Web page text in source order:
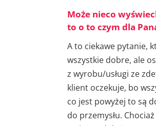
Może nieco
to o to czym dla
A to ciekawe pytanie,
wszystkie dobre, ale
z wyrobu/usługi ze
klient oczekuje, bo
co jest powyżej to są
do przemysłu.